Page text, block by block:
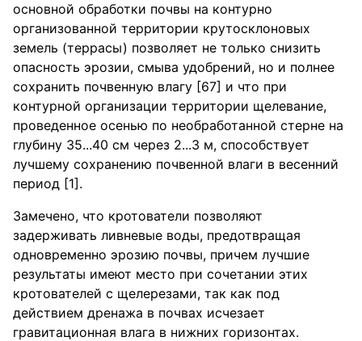
основной обработки почвы на контурно
организованной территории крутосклоновых
земель (террасы) позволяет не только снизить
опасность эрозии, смыва удобрений, но и полнее
сохранить почвенную влагу [67] и что при
контурной организации территории щелевание,
проведенное осенью по необработанной стерне на
глубину 35...40 см через 2...3 м, способствует
лучшему сохранению почвенной влаги в весенний
период [1].
Замечено, что кротователи позволяют
задерживать ливневые воды, предотвращая
одновременно эрозию почвы, причем лучшие
результаты имеют место при сочетании этих
кротователей с щелерезами, так как под
действием дренажа в почвах исчезает
гравитационная влага в нижних горизонтах.